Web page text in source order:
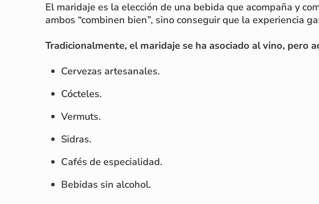
El maridaje es la elección de una bebida que acompaña y
ambos “combinen bien”, sino conseguir que la experiencia
Tradicionalmente, el maridaje se ha asociado al vino,
Cervezas artesanales.
Cócteles.
Vermuts.
Sidras.
Cafés de especialidad.
Bebidas sin alcohol.